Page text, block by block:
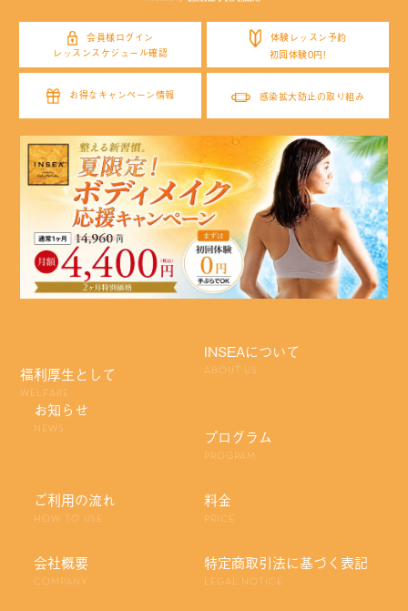
会員様ログイン
レッスンスケジュール確認
体験レッスン予約
初回体験0円!
お得なキャンペーン情報 感染拡大防止の取り組み
INSEAについて
ABOUT US
会社概要
COMPANY
プログラム
PROGRAM
料金
PRICE
お知らせ
NEWS
特定商取引法に基づく表記
LEGAL NOTICE
ご利用の流れ
HOW TO USE
福利厚生として
WELFARE